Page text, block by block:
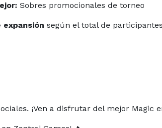
Sobres promocionales de torneo
expansión según el total de participantes
¡Ven a disfrutar del mejor Magic